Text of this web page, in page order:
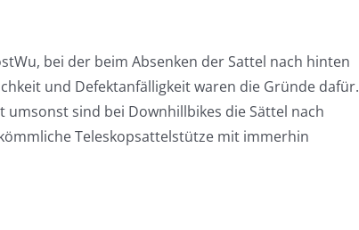
bei der beim Absenken der Sattel nach hinten
und Defektanfälligkeit waren die Gründe dafür.
umsonst sind bei Downhillbikes die Sättel nach
Teleskopsattelstütze mit immerhin